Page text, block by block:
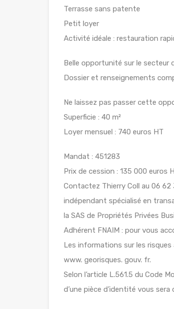
Terrasse sans patente
Petit loyer
Activité idéale : restauration
Belle opportunité sur le secteur
Dossier et renseignements
Ne laissez pas passer cette
Superficie : 40 m²
Loyer mensuel : 740 euros HT
Mandat : 451283
Prix de cession : 135 000 euros
Contactez Thierry Coll au 06 62
indépendant spécialisé en
la SAS de Propriétés Privées
Adhérent FNAIM : pour vous
Les informations sur les
www. georisques. gouv. fr.
Selon l’article L.561.5 du Code
d’une pièce d’identité vous sera